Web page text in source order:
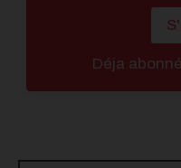
Déja